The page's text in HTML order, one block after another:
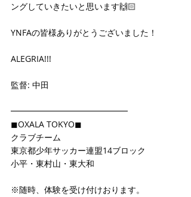
ングしていきたいと思います🙌🏻
YNFAの皆様ありがとうございました！
ALEGRIA!!!
監督: 中田
━━━━━━━━━━━━━━
◼OXALA TOKYO◼
クラブチーム
東京都少年サッカー連盟14ブロック
小平・東村山・東大和
※随時、体験を受け付けおります。